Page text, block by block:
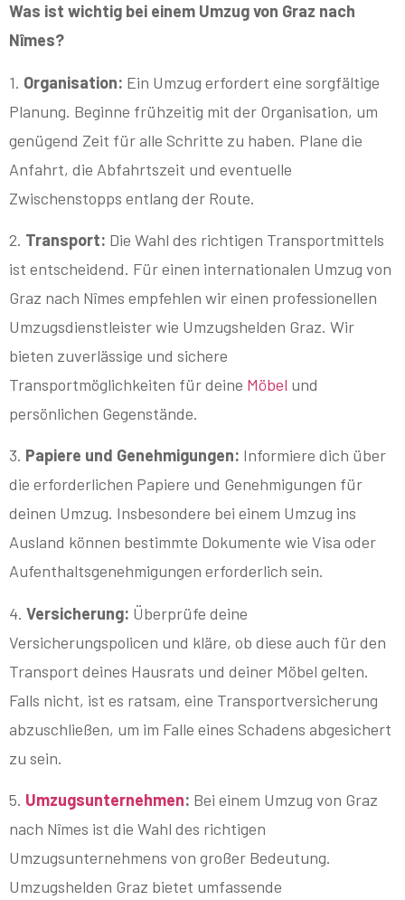
Was ist wichtig bei einem Umzug von Graz nach
Nîmes?
1. Organisation: Ein Umzug erfordert eine sorgfältige
Planung. Beginne frühzeitig mit der Organisation, um
genügend Zeit für alle Schritte zu haben. Plane die
Anfahrt, die Abfahrtszeit und eventuelle
Zwischenstopps entlang der Route.
2. Transport: Die Wahl des richtigen Transportmittels
ist entscheidend. Für einen internationalen Umzug von
Graz nach Nîmes empfehlen wir einen professionellen
Umzugsdienstleister wie Umzugshelden Graz. Wir
bieten zuverlässige und sichere
Transportmöglichkeiten für deine Möbel und
persönlichen Gegenstände.
3. Papiere und Genehmigungen: Informiere dich über
die erforderlichen Papiere und Genehmigungen für
deinen Umzug. Insbesondere bei einem Umzug ins
Ausland können bestimmte Dokumente wie Visa oder
Aufenthaltsgenehmigungen erforderlich sein.
4. Versicherung: Überprüfe deine
Versicherungspolicen und kläre, ob diese auch für den
Transport deines Hausrats und deiner Möbel gelten.
Falls nicht, ist es ratsam, eine Transportversicherung
abzuschließen, um im Falle eines Schadens abgesichert
zu sein.
5. Umzugsunternehmen: Bei einem Umzug von Graz
nach Nîmes ist die Wahl des richtigen
Umzugsunternehmens von großer Bedeutung.
Umzugshelden Graz bietet umfassende